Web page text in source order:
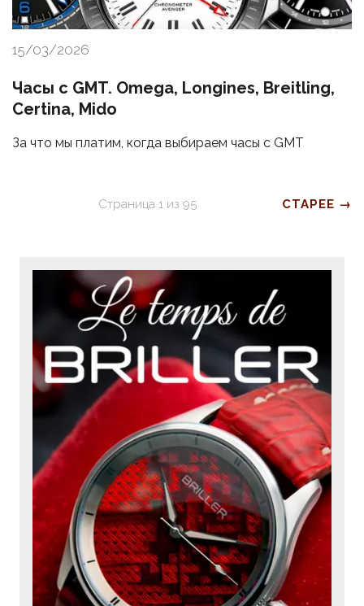
15/03/2026
Часы с GMT. Omega, Longines, Breitling,
Certina, Mido
За что мы платим, когда выбираем часы с GMT
Страница 1из 95 СТАРЕЕ →